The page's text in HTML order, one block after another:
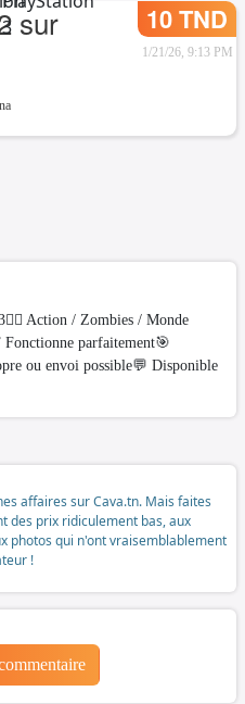
sur
10 TND
1/21/26, 9:13 PM
Action / Zombies / Monde
parfaitement🎯
ou envoi possible💬 Disponible
affaires sur Cava.tn. Mais faites
des prix ridiculement bas, aux
photos qui n'ont vraisemblablement
!